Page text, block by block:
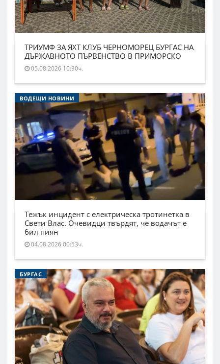
ТРИУМФ ЗА ЯХТ КЛУБ ЧЕРНОМОРЕЦ БУРГАС НА
ДЪРЖАВНОТО ПЪРВЕНСТВО В ПРИМОРСКО
05.08.2026 10:30ч.
ВОДЕЩИ НОВИНИ
Тежък инцидент с електрическа тротинетка в
Свети Влас. Очевидци твърдят, че водачът е
бил пиян
04.08.2026 00:53ч.
БУРГАС